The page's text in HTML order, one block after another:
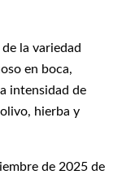
la variedad
en boca,
intensidad de
hierba y
de 2025 de